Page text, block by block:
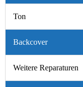
Ton
Backcover
Weitere Reparaturen